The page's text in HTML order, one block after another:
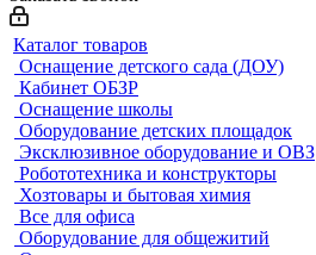
Каталог товаров
Оснащение детского сада (ДОУ)
Кабинет ОБЗР
Оснащение школы
Оборудование детских площадок
Эксклюзивное оборудование и ОВЗ
Робототехника и конструкторы
Хозтовары и бытовая химия
Все для офиса
Оборудование для общежитий